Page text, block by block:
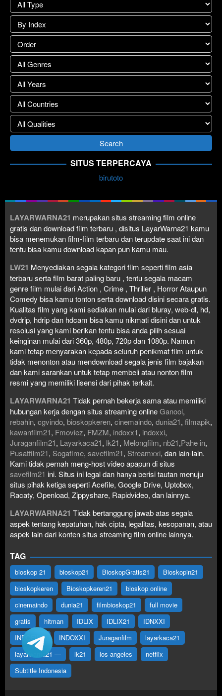
SITUS TERPERCAYA
birutoto
LAYARWARNA21 merupakan situs streaming film online
gratis dan download film terbaru , disitus LayarWarna21 kamu
bisa menemukan film-film terbaru dan terupdate saat ini dan
tentu bisa kamu download kapan pun kamu mau.
LW21 Menyediakan segala kategori film seperti film asia
terbaru serta film barat paling baru , tentu segala macam
genre film mulai dari Action , Crime , Thriller , Horror Ataupun
Comedy bisa kamu tonton serta download disini secara gratis.
Kualitas film yang kami sediakan mulai dari bluray, web-dl, hd,
dvdrip, hdrip dan hdcam bisa kamu nikmati disini dan untuk
resolusi yang kami berikan tentu bisa anda pilih sesuai
keinginan mulai dari 360p, 480p, 720p dan 1080p. Namun
kami tetap menyarakan kepada seluruh penikmat film untuk
tidak menonton atau mendownload segala jenis film bajakan
dan kami sarankan untuk tetap membeli atau nonton film
resmi yang memiliki lisensi dari pihak terkait.
LAYARWARNA21 Tidak pernah bekerja sama atau memiliki
hubungan kerja dengan situs streaming onlineGanool,
rebahin, cgvindo, bioskopkeren, cinemaindo, dunia21, filmapik,
kawanfilm21, Fmoviez, FMZM, indoxx1, indoxxi,
Juraganfilm21, Layarkaca21, lk21, Melongfilm, nb21,Pahe in,
Pusatfilm21, Sogafime, savefilm21, Streamxxi, dan lain-lain.
Kami tidak pernah meng-host video apapun di situs
savefilm21 ini. Situs ini legal dan hanya berisi tautan menuju
situs pihak ketiga seperti Acefile, Google Drive, Uptobox,
Racaty, Openload, Zippyshare, Rapidvideo, dan lainnya.
LAYARWARNA21 Tidak bertanggung jawab atas segala
aspek tentang kepatuhan, hak cipta, legalitas, kesopanan, atau
aspek lain dari konten situs streaming film online lainnya.
TAG
bioskop 21 bioskop21 BioskopGratis21
Bioskopin21
bioskopkeren
Bioskopkeren21
bioskop online
cinemaindo
dunia21 filmbioskop21
full movie
gratis
hitman IDLIX IDLIX21
IDNXXI
INDOFILM
INDOXXI Juraganfilm
layarkaca21
layarwarna21 —
lk21 los angeles
netflix
Subtitle Indonesia